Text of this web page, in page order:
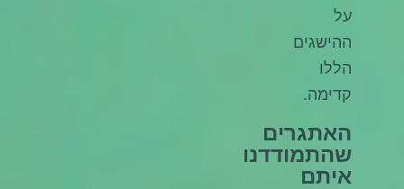
על
ההישגים
הללו
קדימה.
האתגרים
שהתמודדנו
איתם